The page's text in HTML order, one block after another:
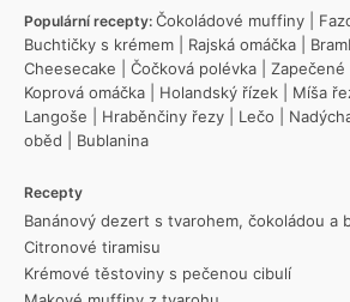
Populární recepty: Čokoládové muffiny
Buchtičky s krémem
Rajská omáčka
Cheesecake
Čočková polévka Zapečené
Koprová omáčka
Holandský řízek Míša
Langoše
Hraběnčiny řezy Lečo
oběd
Bublanina
Recepty
Banánový dezert s tvarohem, čokoládou a
Citronové tiramisu
Krémové těstoviny s pečenou cibulí